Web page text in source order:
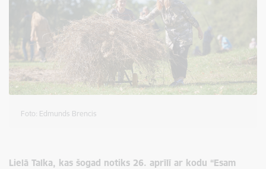
Foto: Edmunds Brencis
Lielā Talka, kas šogad notiks 26. aprīlī ar kodu “Esam